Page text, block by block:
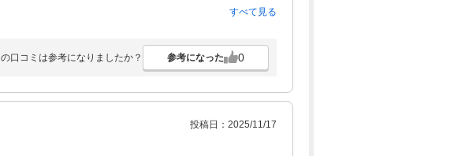
すべて見る
口コミは参考になりましたか？ 参考になった 0
投稿日：2025/11/17